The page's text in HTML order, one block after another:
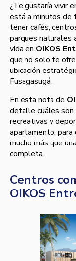
¿Te gustaría vivir
está a minutos de
tener cafés,
parques naturales
vida en OIKOS
que no solo te
ubicación
Fusagasugá.
En esta nota de
detalle cuáles son
recreativas y
apartamento, para
mucho más que
completa.
Centros
OIKOS